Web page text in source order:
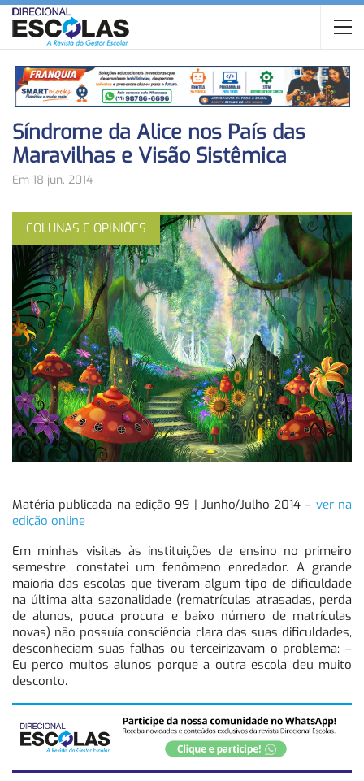
Síndrome da Alice nos País das
Maravilhas e Visão Sistêmica
Em 18 jun, 2014
COLUNAS E OPINIÕES
Matéria publicada na edição 99 | Junho/Julho 2014 – ver na
edição online
Em minhas visitas às instituições de ensino no primeiro
semestre, constatei um fenômeno enredador. A grande
maioria das escolas que tiveram algum tipo de dificuldade
na última alta sazonalidade (rematrículas atrasadas, perda
de alunos, pouca procura e baixo número de matrículas
novas) não possuía consciência clara das suas dificuldades,
desconheciam suas falhas ou terceirizavam o problema: –
Eu perco muitos alunos porque a outra escola deu muito
desconto.